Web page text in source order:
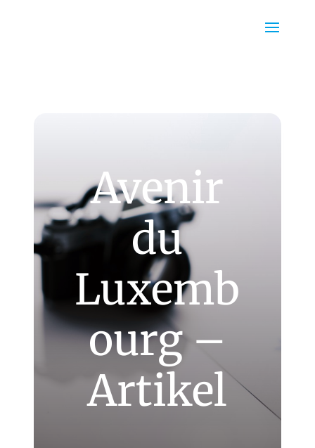
Avenir
du
Luxemb
ourg –
Artikel